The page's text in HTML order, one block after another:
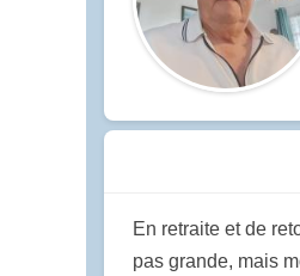
En retraite et de
pas grande, mais